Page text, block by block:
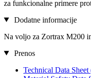
za funkcionalne primere
Dodatne informacije
Na voljo za Zortrax M200
Prenos
Technical Data Sheet